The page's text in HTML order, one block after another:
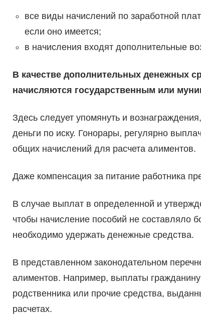
все виды начислений по заработной
если оно имеется;
в начисления входят дополнительные
В качестве дополнительных денежных
начисляются государственным или
Здесь следует упомянуть и
деньги по иску. Гонорары, регулярно
общих начислений для расчета алиментов.
Даже компенсация за питание работника
В случае выплат в определенной и
чтобы начисление пособий не составляло
необходимо удержать денежные средства.
В представленном законодательном
алиментов. Например, выплаты
родственника или прочие средства,
расчетах.